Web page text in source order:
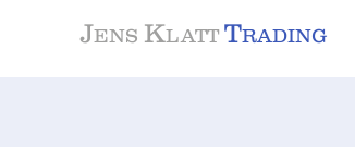
JENS KLATT TRADING